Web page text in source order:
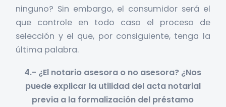
ninguno? Sin embargo, el consumidor será el
que controle en todo caso el proceso de
selección y el que, por consiguiente, tenga la
última palabra.
4.- ¿El notario asesora o no asesora? ¿Nos
puede explicar la utilidad del acta notarial
previa a la formalización del préstamo